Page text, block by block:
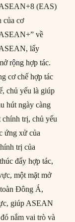
(EAS)
của cơ
về
lấy
rộng hợp tác.
cơ chế hợp tác
chủ yếu là giúp
hút ngày càng
trị, chủ yếu
ứng xử của
trị của
đẩy hợp tác,
một mặt mở
Đông Á,
giúp ASEAN
nắm vai trò và